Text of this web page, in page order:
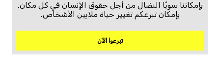
بإمكاننا سويًا النضال من أجل حقوق الإنسان في كل مكان.
بإمكان تبرعكم تغيير حياة ملايين الأشخاص.
تبرعوا الآن